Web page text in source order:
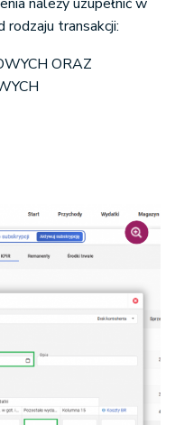
transakcji:
ORAZ